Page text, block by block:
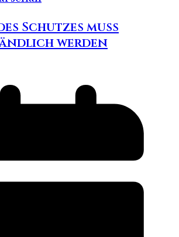
Schutzes muss
werden